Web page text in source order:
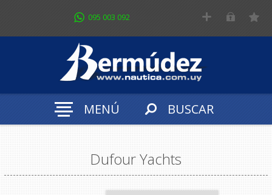
095 003 092
MENÚ BUSCAR
Dufour Yachts